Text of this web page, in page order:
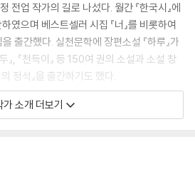
전업 작가의 길로 나섰다. 월간 『한국시』에
였으며 베스트셀러 시집 『너』를 비롯하여
출간했다. 실천문학에 장편소설 『하루』가
』, 『천득이』 등 150여 권의 소설과 소설 창
정석』을 출간하기도 했다.
동안 집필한 대하장편소설 『금강』(전15권)
점에서 주목을 받고 있는 소설이다. 늦깎
가 소개 더보기